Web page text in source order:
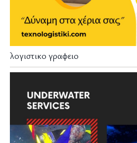
λογιστικο γραφειο